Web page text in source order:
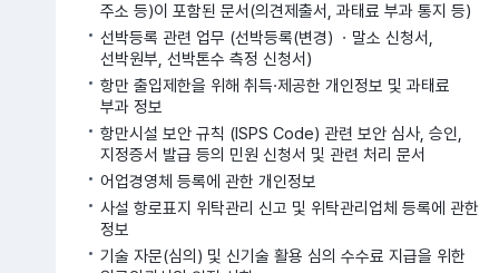
주소 등)이 포함된 문서(의견제출서, 과태료 부과 통지 등)
선박등록 관련 업무 (선박등록(변경) ㆍ말소 신청서,
선박원부, 선박톤수 측정 신청서)
항만 출입제한을 위해 취득·제공한 개인정보 및 과태료
부과 정보
항만시설 보안 규칙 (ISPS Code) 관련 보안 심사, 승인,
지정증서 발급 등의 민원 신청서 및 관련 처리 문서
어업경영체 등록에 관한 개인정보
사설 항로표지 위탁관리 신고 및 위탁관리업체 등록에 관한
정보
기술 자문(심의) 및 신기술 활용 심의 수수료 지급을 위한